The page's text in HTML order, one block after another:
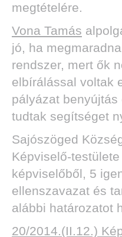
megtételére.
Vona Tamás
jó, ha
rendszer, mert ők
elbírálással voltak
pályázat
tudtak segítséget
Sajószöged
Képviselő-
képviselőből, 5
ellenszavazat és
alábbi határozatot
20/2014.(II.12.)